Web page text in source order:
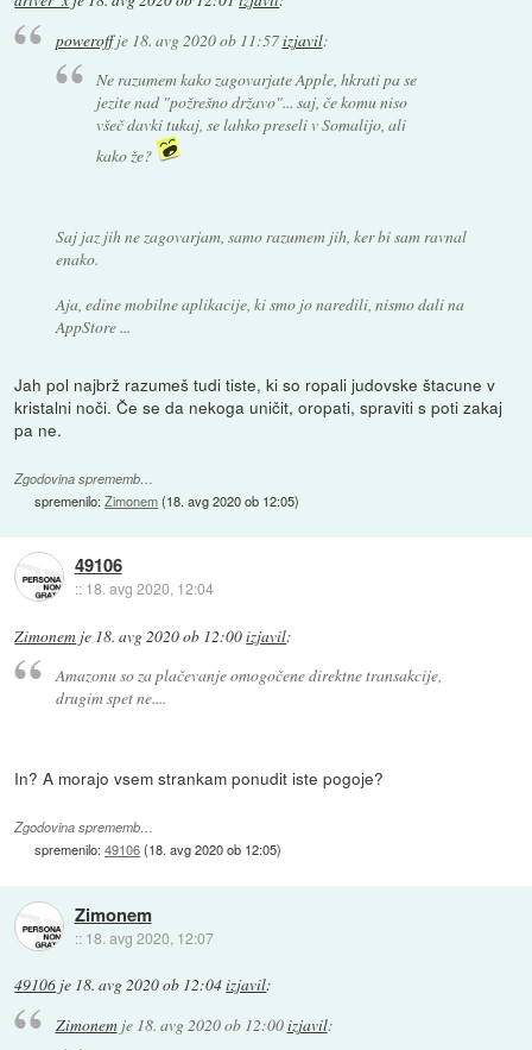
poweroffje 18. avg 2020 ob 11:57izjavil:
Ne razumem kako zagovarjate Apple, hkrati pa se
jezite nad "požrešno državo"... saj, če komu niso
všeč davki tukaj, se lahko preseli v Somalijo, ali
kako že?
Saj jaz jih ne zagovarjam, samo razumem jih, ker bi sam ravnal
enako.
Aja, edine mobilne aplikacije, ki smo jo naredili, nismo dali na
AppStore ...
Jah pol najbrž razumeš tudi tiste, ki so ropali judovske štacune v
kristalni noči. Če se da nekoga uničit, oropati, spraviti s poti zakaj
pa ne.
Zgodovina sprememb…
spremenilo:Zimonem(18. avg 2020 ob 12:05)
49106
:: 18. avg 2020, 12:04
Zimonem je 18. avg 2020 ob 12:00izjavil:
Amazonu so za plačevanje omogočene direktne transakcije,
drugim spet ne....
In? A morajo vsem strankam ponudit iste pogoje?
Zgodovina sprememb…
spremenilo:49106(18. avg 2020 ob 12:05)
Zimonem
:: 18. avg 2020, 12:07
49106 je 18. avg 2020 ob 12:04izjavil:
Zimonemje 18. avg 2020 ob 12:00izjavil: